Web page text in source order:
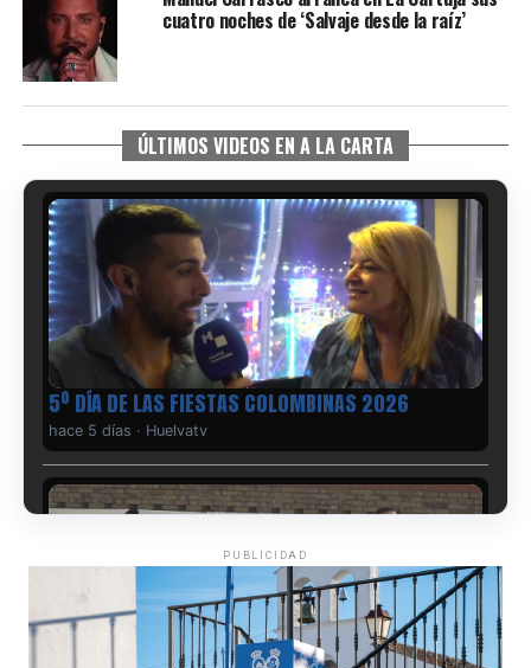
cuatro noches de ‘Salvaje desde la raíz’
ÚLTIMOS VIDEOS EN A LA CARTA
5º DÍA DE LAS FIESTAS COLOMBINAS 2026
hace 5 días · Huelvatv
PUBLICIDAD